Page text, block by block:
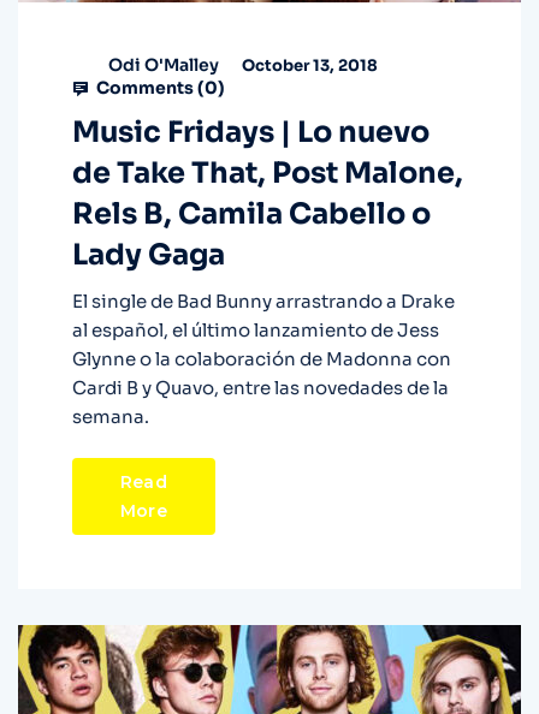
Odi O'Malley October 13, 2018
Comments (0)
Music Fridays | Lo nuevo
de Take That, Post Malone,
Rels B, Camila Cabello o
Lady Gaga
El single de Bad Bunny arrastrando a Drake
al español, el último lanzamiento de Jess
Glynne o la colaboración de Madonna con
Cardi B y Quavo, entre las novedades de la
semana.
Read
More